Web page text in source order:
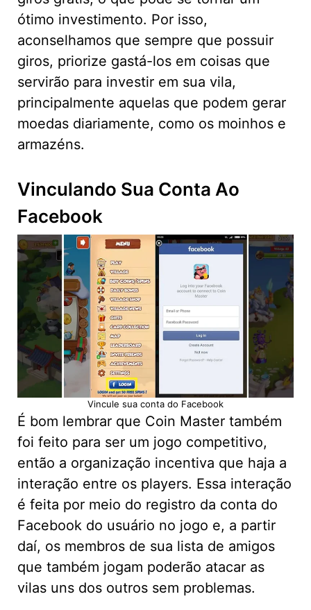
ótimo investimento. Por isso,
aconselhamos que sempre que possuir
giros, priorize gastá-los em coisas que
servirão para investir em sua vila,
principalmente aquelas que podem gerar
moedas diariamente, como os moinhos e
armazéns.
Vinculando Sua Conta Ao
Facebook
Vincule sua conta do Facebook
É bom lembrar que Coin Master também
foi feito para ser um jogo competitivo,
então a organização incentiva que haja a
interação entre os players. Essa interação
é feita por meio do registro da conta do
Facebook do usuário no jogo e, a partir
daí, os membros de sua lista de amigos
que também jogam poderão atacar as
vilas uns dos outros sem problemas.